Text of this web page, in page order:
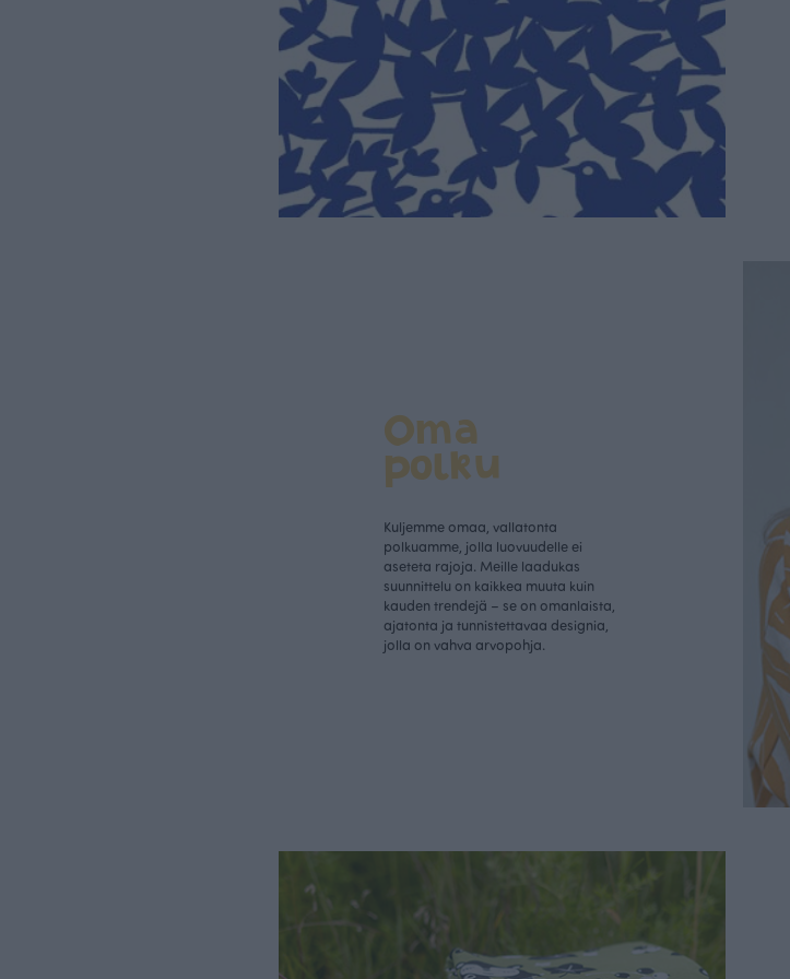
Oma
polku
Kuljemme omaa, vallatonta
polkuamme, jolla luovuudelle ei
aseteta rajoja. Meille laadukas
suunnittelu on kaikkea muuta kuin
kauden trendejä – se on omanlaista,
ajatonta ja tunnistettavaa designia,
jolla on vahva arvopohja.